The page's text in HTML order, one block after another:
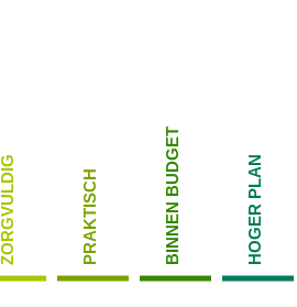
ZORGVULDIG PRAKTISCH BINNEN BUDGET HOGER PLAN